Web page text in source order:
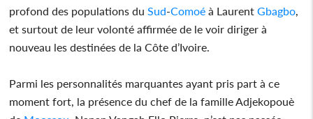
profond des populations du Sud-Comoé à LaurentGbagbo
et surtout de leur volonté affirmée de le voir diriger à
nouveau les destinées de la Côte d’Ivoire.
Parmi les personnalités marquantes ayant pris part à ce
moment fort, la présence du chef de la famille Adjekopouè